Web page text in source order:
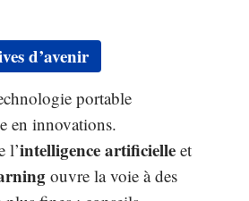
d’avenir
portable
en innovations.
l’intelligence artificielle et
ouvre la voie à des